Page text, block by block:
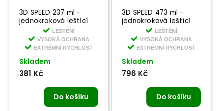
3D SPEED 237 ml -
jednokroková leštící
LEŠTĚNÍ
VYSOKÁ OCHRANA
EXTRÉMNÍ RYCHLOST
Skladem
381 Kč
Do košíku
3D SPEED 473 ml -
jednokroková leštící
LEŠTĚNÍ
VYSOKÁ OCHRANA
EXTRÉMNÍ RYCHLOST
Skladem
796 Kč
Do košíku